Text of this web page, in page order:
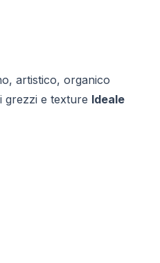
artistico, organico
grezzi e texture Ideale